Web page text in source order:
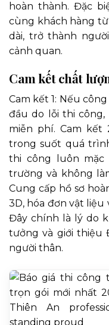
hoàn thành. Đặc
cùng khách hàng
dài, trở thành
cảnh quan.
Cam kết chất
Cam kết 1: Nếu
đầu do lỗi thi công,
miễn phí. Cam kết
trong suốt quá
thi công luôn mặc
trường và không
Cung cấp hồ sơ
3D, hóa đơn vật liệu
Đây chính là lý do
tưởng và giới thiệu
người thân.